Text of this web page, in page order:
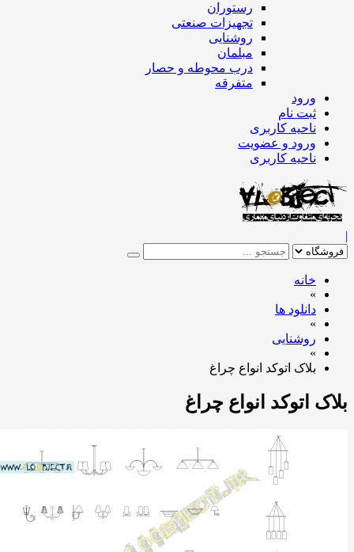
رستوران
تجهیزات صنعتی
روشنایی
مبلمان
درب محوطه و حصار
متفرقه
ورود
ثبت نام
ناحیه کاربری
ورود و عضویت
ناحیه کاربری
خانه
دانلود ها
روشنایی
بلاک اتوکد انواع چراغ
اتوکد انواع چراغ